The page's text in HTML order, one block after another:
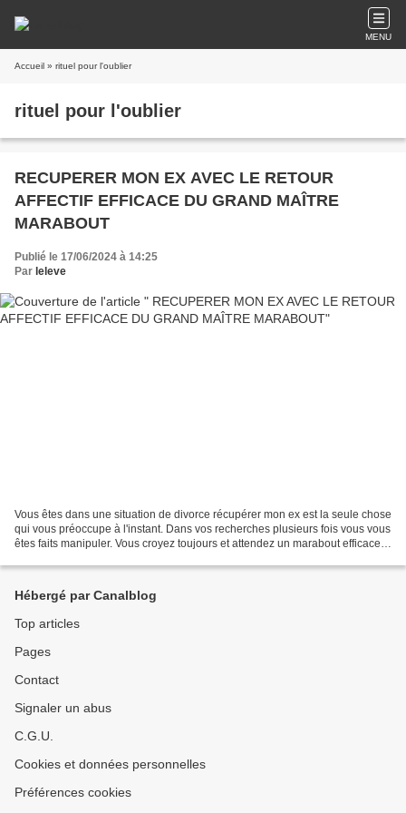
MENU
Accueil » rituel pour l'oublier
rituel pour l'oublier
RECUPERER MON EX AVEC LE RETOUR
AFFECTIF EFFICACE DU GRAND MAÎTRE
MARABOUT
Publié le 17/06/2024 à 14:25
Par leleve
Vous êtes dans une situation de divorce récupérer mon ex est la seule chose
qui vous préoccupe à l'instant. Dans vos recherches plusieurs fois vous vous
êtes faits manipuler. Vous croyez toujours et attendez un marabout efficace
Hébergé par Canalblog
Top articles
Pages
Contact
Signaler un abus
C.G.U.
Cookies et données personnelles
Préférences cookies